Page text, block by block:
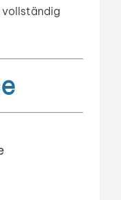
vollständig